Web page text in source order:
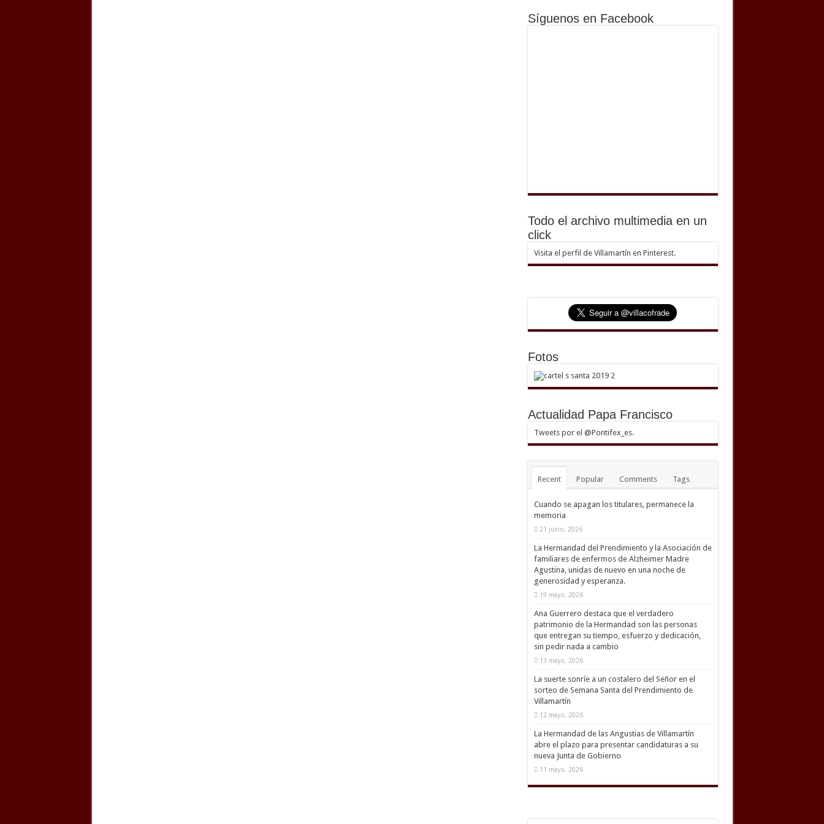
Síguenos en Facebook
Todo el archivo multimedia en un
click
Visita el perfil de Villamartín en Pinterest.
Fotos
Actualidad Papa Francisco
Tweets por el @Pontifex_es.
Recent Popular Comments Tags
Cuando se apagan los titulares, permanece la
memoria
21 junio, 2026
La Hermandad del Prendimiento y la Asociación de
familiares de enfermos de Alzheimer Madre
Agustina, unidas de nuevo en una noche de
generosidad y esperanza.
19 mayo, 2026
Ana Guerrero destaca que el verdadero
patrimonio de la Hermandad son las personas
que entregan su tiempo, esfuerzo y dedicación,
sin pedir nada a cambio
13 mayo, 2026
La suerte sonríe a un costalero del Señor en el
sorteo de Semana Santa del Prendimiento de
Villamartín
12 mayo, 2026
La Hermandad de las Angustias de Villamartín
abre el plazo para presentar candidaturas a su
nueva Junta de Gobierno
11 mayo, 2026